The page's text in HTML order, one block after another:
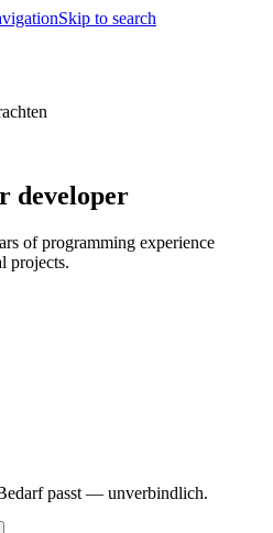
Skip to search
developer
of programming experience
projects.
passt — unverbindlich.